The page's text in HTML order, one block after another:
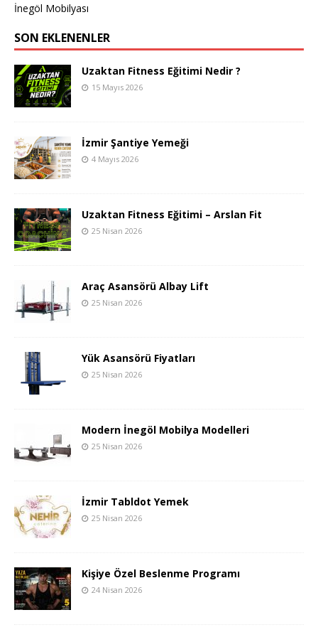
İnegöl Mobilyası
SON EKLENENLER
Uzaktan Fitness Eğitimi Nedir ?
15 Mayıs 2026
İzmir Şantiye Yemeği
4 Mayıs 2026
Uzaktan Fitness Eğitimi – Arslan Fit
25 Nisan 2026
Araç Asansörü Albay Lift
25 Nisan 2026
Yük Asansörü Fiyatları
25 Nisan 2026
Modern İnegöl Mobilya Modelleri
25 Nisan 2026
İzmir Tabldot Yemek
25 Nisan 2026
Kişiye Özel Beslenme Programı
24 Nisan 2026